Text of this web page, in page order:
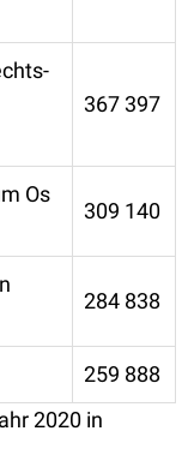
367 397
Os
309 140
284 838
259 888
2020 in